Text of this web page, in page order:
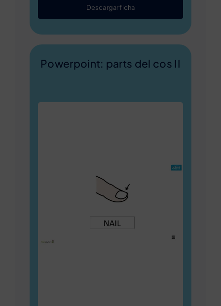
Descargar ficha
Powerpoint: parts del cos II